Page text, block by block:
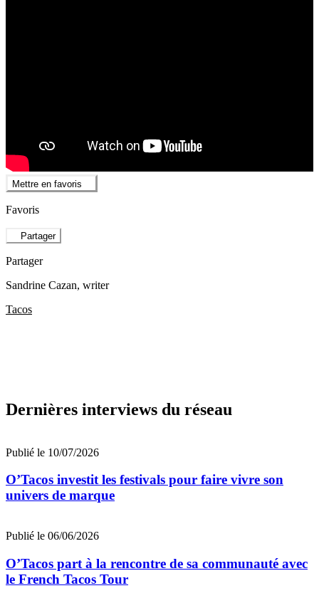
Mettre en favoris
Favoris
Partager
Partager
Sandrine Cazan, writer
Tacos
Dernières interviews du réseau
Publié le 10/07/2026
O’Tacos investit les festivals pour faire vivre son
univers de marque
Publié le 06/06/2026
O’Tacos part à la rencontre de sa communauté avec
le French Tacos Tour